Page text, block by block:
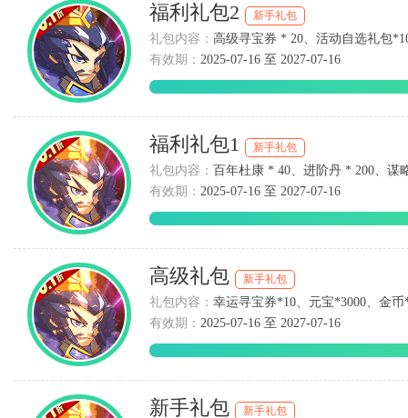
福利礼包2 新手礼包
礼包内容： 高级寻宝券 * 20、活动自选礼包
有效期： 2025-07-16 至 2027-07-16
福利礼包1 新手礼包
礼包内容： 百年杜康 * 40、进阶丹 * 200、谋
有效期： 2025-07-16 至 2027-07-16
高级礼包 新手礼包
礼包内容： 幸运寻宝券*10、元宝*3000、金币
有效期： 2025-07-16 至 2027-07-16
新手礼包 新手礼包